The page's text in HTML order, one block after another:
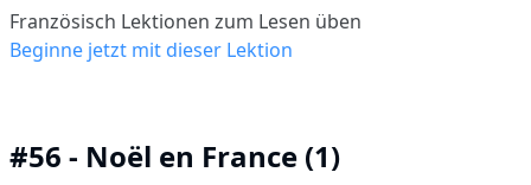
Französisch Lektionen zum Lesen üben
Beginne jetzt mit dieser Lektion
#56 - Noël en France (1)